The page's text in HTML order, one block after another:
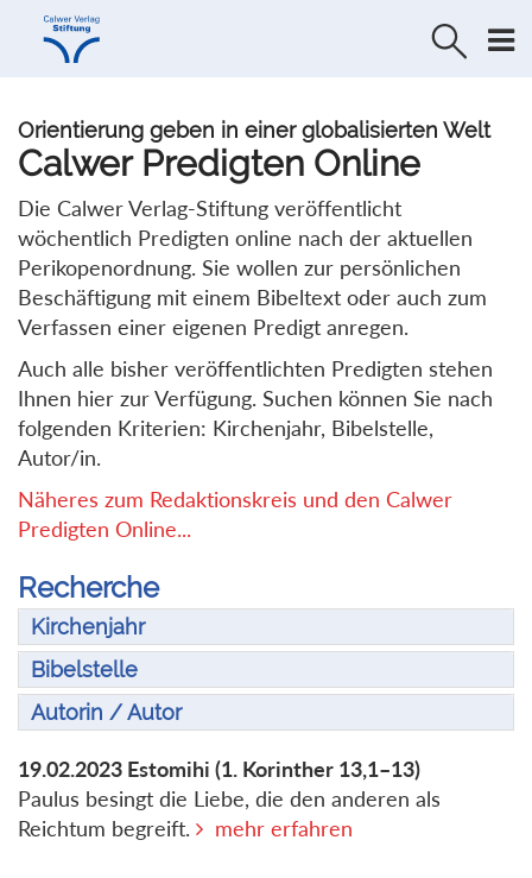
Direkt
Direkt
Orientierung geben in einer globalisierten Welt
Calwer Predigten Online
Die Calwer Verlag-Stiftung veröffentlicht
wöchentlich Predigten online nach der aktuellen
Perikopenordnung. Sie wollen zur persönlichen
Beschäftigung mit einem Bibeltext oder auch zum
Verfassen einer eigenen Predigt anregen.
Auch alle bisher veröffentlichten Predigten stehen
Ihnen hier zur Verfügung. Suchen können Sie nach
folgenden Kriterien: Kirchenjahr, Bibelstelle,
Autor/in.
Näheres zum Redaktionskreis und den Calwer
Predigten Online...
Recherche
Kirchenjahr
Bibelstelle
Autorin / Autor
19.02.2023 Estomihi (1. Korinther 13,1–13)
Paulus besingt die Liebe, die den anderen als
Reichtum begreift.
mehr erfahren